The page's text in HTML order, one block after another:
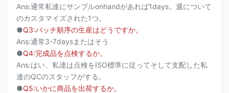
Ans:通常私達にサンプルonhandがあれば1days。週について
のカスタマイズされた1つ。
●Q3:バッチ順序の生産はどうですか。
Ans:通常3-7daysまたはそう
●Q4:完成品を点検するか。
Ans:はい、私達は点検をISO標準に従ってそして支配した私
達のQCのスタッフがする。
●Q5:いかに商品を出荷するか。